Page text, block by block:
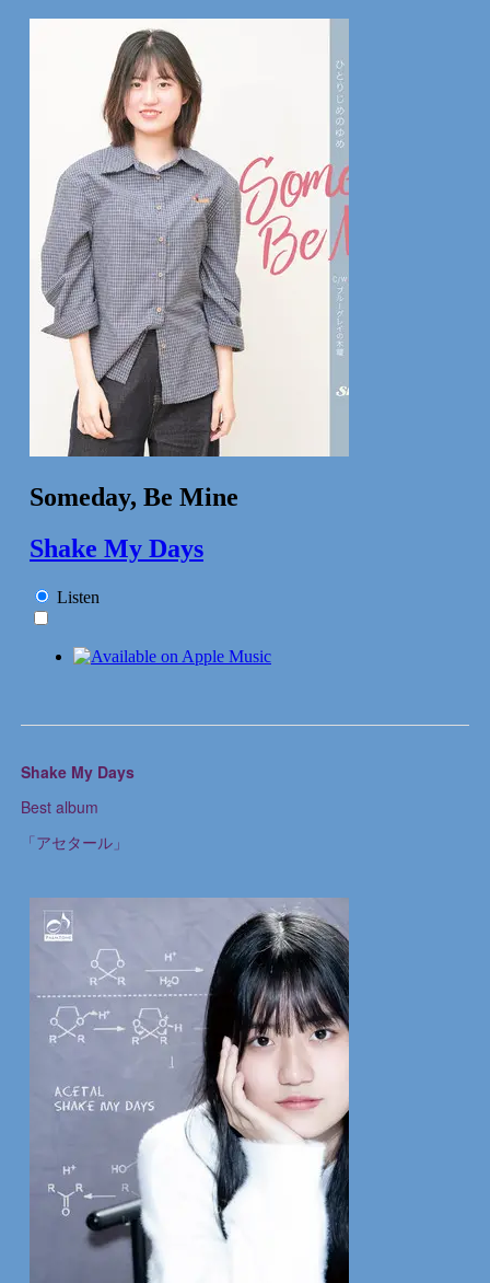
Shake My Days
Best album
「アセタール」